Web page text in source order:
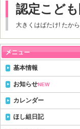
認定こど
大きくはばたけ! たか
基本情報
お知らせNEW
カレンダー
ほし組日記